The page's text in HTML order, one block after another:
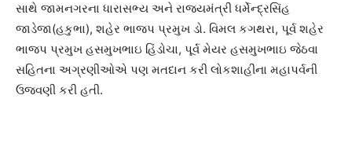
સાથે જામનગરના ધારાસભ્ય અને રાજ્યમંત્રી ધર્મેન્દ્રસિંહ
જાડેજા(હકુભા), શહેર ભાજપ પ્રમુખ ડો. વિમલ કગથરા, પૂર્વ શહેર
ભાજપ પ્રમુખ હસમુખભાઇ હિંડોચા, પૂર્વ મેયર હસમુખભાઇ જેઠવા
સહિતના અગ્રણીઓએ પણ મતદાન કરી લોકશાહીના મહાપર્વની
ઉજવણી કરી હતી.